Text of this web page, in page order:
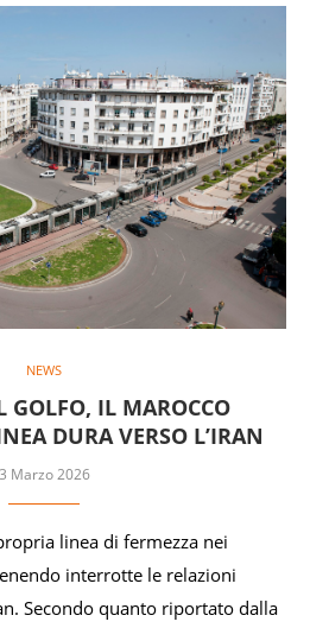
NEWS
GOLFO, IL MAROCCO
DURA VERSO L’IRAN
3 Marzo 2026
linea di fermezza nei
interrotte le relazioni
Secondo quanto riportato dalla